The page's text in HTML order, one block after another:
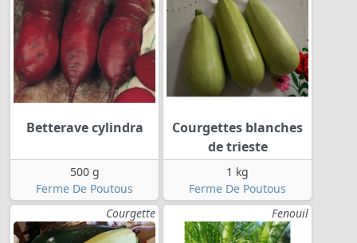
Betterave cylindra
500 g
Ferme De Poutous
Courgettes blanches
de trieste
1 kg
Ferme De Poutous
Courgette
Fenouil